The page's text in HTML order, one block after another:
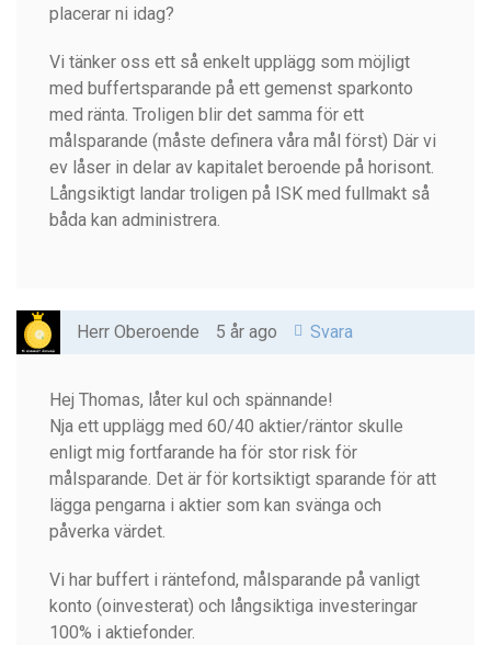
placerar ni idag?
Vi tänker oss ett så enkelt upplägg som möjligt
med buffertsparande på ett gemenst sparkonto
med ränta. Troligen blir det samma för ett
målsparande (måste definera våra mål först) Där vi
ev låser in delar av kapitalet beroende på horisont.
Långsiktigt landar troligen på ISK med fullmakt så
båda kan administrera.
Herr Oberoende 5 år ago Svara
Hej Thomas, låter kul och spännande!
Nja ett upplägg med 60/40 aktier/räntor skulle
enligt mig fortfarande ha för stor risk för
målsparande. Det är för kortsiktigt sparande för att
lägga pengarna i aktier som kan svänga och
påverka värdet.
Vi har buffert i räntefond, målsparande på vanligt
konto (oinvesterat) och långsiktiga investeringar
100% i aktiefonder.